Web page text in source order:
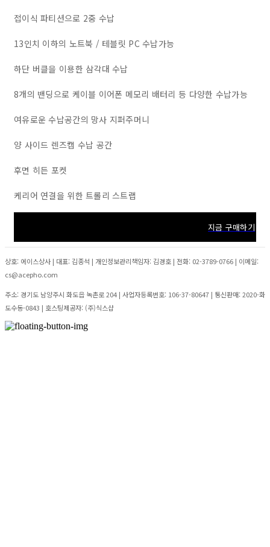
접이식 파티션으로 2중 수납
13인치 이하의 노트북 / 테블릿 PC 수납가능
하단 버클을 이용한 삼각대 수납
8개의 밴딩으로 케이블 이어폰 메모리 배터리 등 다양한 수납가능
여유로운 수납공간의 망사 지퍼주머니
양 사이드 렌즈캡 수납 공간
후면 히든 포켓
케리어 연결을 위한 트롤리 스트랩
지금 구매하기
상호: 에이스상사 | 대표: 김종석 | 개인정보관리책임자: 김경호 | 전화: 02-3789-0766 | 이메일:
cs@acepho.com
주소: 경기도 남양주시 화도읍 녹촌로 204 | 사업자등록번호: 106-37-80647 | 통신판매:2020-화
도수동-0843 | 호스팅제공자: (주)식스샵